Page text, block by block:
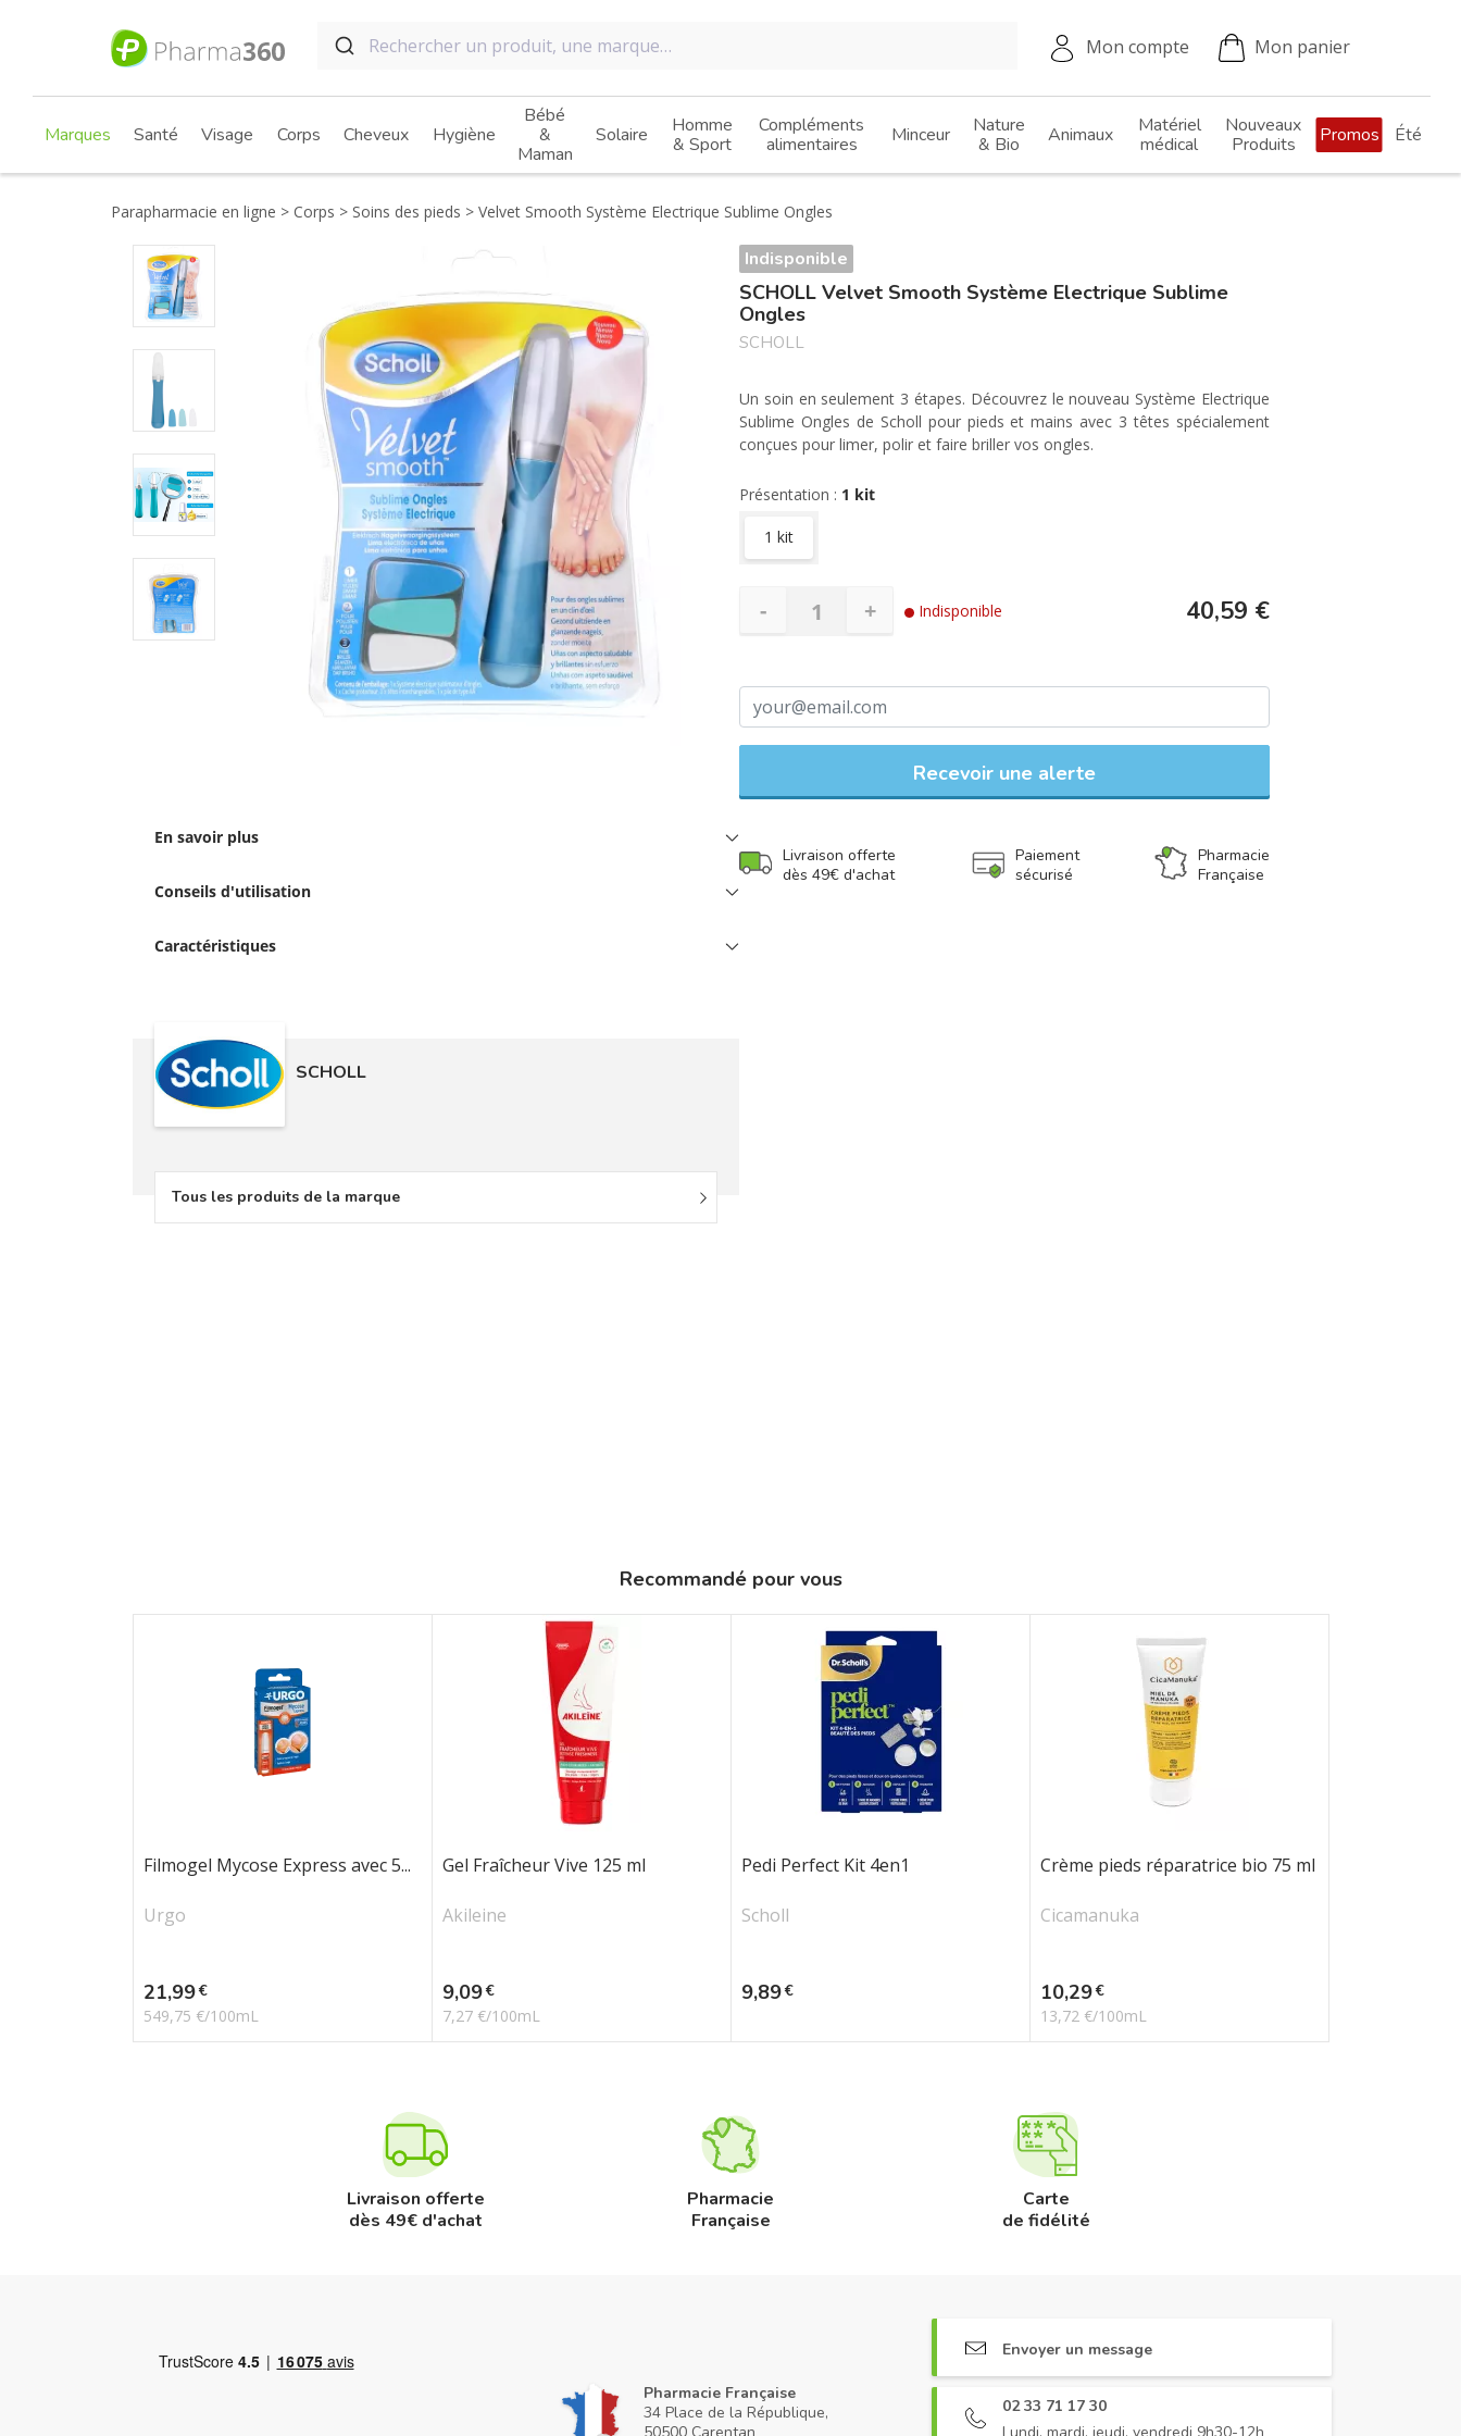
Mon compte Mon panier
Marques Santé Visage Corps Cheveux Hygiène
Bébé
&
Maman
Solaire
Homme
& Sport
Compléments
alimentaires
Minceur
Nature
& Bio
Animaux
Matériel
médical
Nouveaux
Produits
Promos Été
Parapharmacie en ligne Corps Soins des pieds Velvet Smooth Système Electrique Sublime Ongles
Indisponible
SCHOLL Velvet Smooth Système Electrique Sublime
Ongles
SCHOLL
Un soin en seulement 3 étapes. Découvrez le nouveau Système Electrique
Sublime Ongles de Scholl pour pieds et mains avec 3 têtes spécialement
conçues pour limer, polir et faire briller vos ongles.
Présentation : 1 kit
1 kit
Indisponible
- + 40,59 €
Recevoir une alerte
Livraison offerte
dès 49€ d'achat
Paiement
sécurisé
Pharmacie
Française
En savoir plus
Conseils d'utilisation
Caractéristiques
SCHOLL
Tous les produits de la marque
Recommandé pour vous
Filmogel Mycose Express avec 5...
Urgo
Prix
21,99€
549,75 €/100mL
Gel Fraîcheur Vive 125 ml
Akileine
Prix
9,09€
7,27 €/100mL
Pedi Perfect Kit 4en1
Scholl
Prix
9,89€
Crème pieds réparatrice bio 75 ml
Cicamanuka
Prix
10,29€
13,72 €/100mL
Livraison offerte
dès 49€ d'achat
Pharmacie
Française
Carte
de fidélité
Pharmacie Française
34 Place de la République,
50500 Carentan
Envoyer un message
02 33 71 17 30